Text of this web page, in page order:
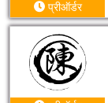
प्रीऑर्डर